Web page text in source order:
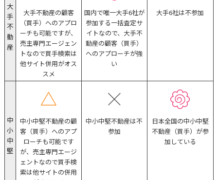
大
手
不
動
産
大手不動産の顧客
（買手）へのアプロ
ーチも可能ですが、
売主専門エージェン
トなので買手検索は
他サイト併用がオス
スメ
国内で唯一大手6社が
参加する一括査定サ
イトなので、大手不
動産の顧客（買手）
へのアプローチが強
い
大手6社は不参加
中
小
中
堅
中小中堅不動産の顧
客（買手）へのアプ
ローチも可能です
が、売主専門エージ
ェントなので買手検
索は他サイトの併用
中小中堅不動産は不
参加
日本全国の中小中堅
不動産（買手）が参
加している